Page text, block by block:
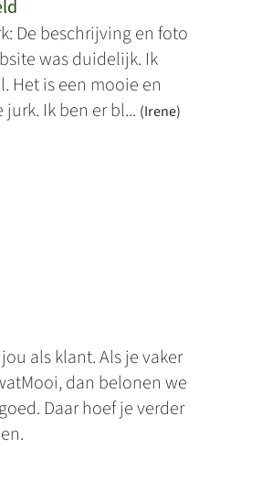
De beschrijving en foto
was duidelijk. Ik
Het is een mooie en
Ik ben er bl... (Irene)
als klant. Als je vaker
dan belonen we
Daar hoef je verder